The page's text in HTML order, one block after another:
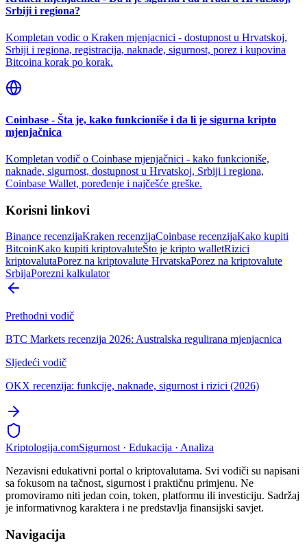
Srbiji i regiona?
Kompletan vodic o Kraken mjenjacnici - dostupnost u Hrvatskoj,
Srbiji i regiona, registracija, naknade, sigurnost, porez i kupovina
Bitcoina korak po korak.
Coinbase - Šta je, kako funkcioniše i da li je sigurna kripto
mjenjačnica
Kompletan vodič o Coinbase mjenjačnici - kako funkcioniše,
naknade, sigurnost, dostupnost u Hrvatskoj, Srbiji i regiona,
Coinbase Wallet, poređenje i najčešće greške.
Korisni linkovi
Binance recenzijaKraken recenzijaCoinbase recenzijaKako kupiti
BitcoinKako kupiti kriptovaluteŠto je kripto walletRizici
kriptovalutaPorez na kriptovalute HrvatskaPorez na kriptovalute
SrbijaPorezni kalkulator
Prethodni vodič
BTC Markets recenzija 2026: Australska regulirana mjenjacnica
Sljedeći vodič
OKX recenzija: funkcije, naknade, sigurnost i rizici (2026)
Kriptologija.comSigurnost · Edukacija · Analiza
Nezavisni edukativni portal o kriptovalutama. Svi vodiči su napisani
sa fokusom na tačnost, sigurnost i praktičnu primjenu. Ne
promoviramo niti jedan coin, token, platformu ili investiciju. Sadržaj
je informativnog karaktera i ne predstavlja finansijski savjet.
Navigacija